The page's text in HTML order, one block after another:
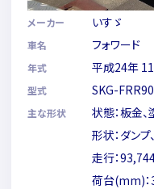
メーカー いすゞ
車名 フォワード
年式 平成24年
型式 SKG-
主な形状
状態：板金
形状：ダンプ
走行：
荷台(mm)